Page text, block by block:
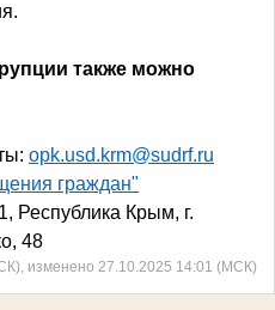
также можно
opk.usd.krm@sudrf.ru
граждан"
Республика Крым, г.
48
изменено 27.10.2025 14:01 (МСК)